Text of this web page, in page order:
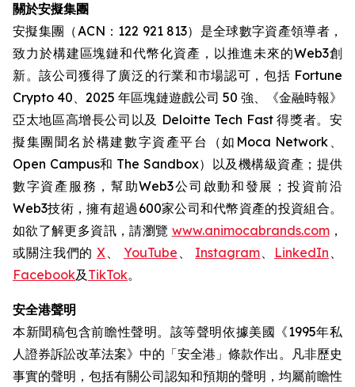
關於安擬集團
安擬集團（ACN：122 921 813）是全球數字資產領導者，
致力於構建區塊鏈和代幣化資產，以推進未來的Web3創
新。該公司獲得了廣泛的行業和市場認可，包括 Fortune
Crypto 40、2025 年區塊鏈遊戲公司 50 強、《金融時報》
亞太地區高增長公司以及 Deloitte Tech Fast 得獎者。安
擬集團聞名於構建數字資產平台（如Moca Network、
Open Campus和 The Sandbox）以及機構級資產；提供
數字資產服務，幫助Web3公司啟動和發展；投資前沿
Web3技術，擁有超過600家公司和代幣資產的投資組合。
如欲了解更多資訊，請瀏覽 www.animocabrands.com，
或關注我們的X、 YouTube 、 Instagram、 LinkedIn 、
Facebook及 TikTok。
安全港聲明
本新聞稿包含前瞻性聲明。該等聲明依據美國《1995年私
人證券訴訟改革法案》中的「安全港」條款作出。凡非歷史
事實的聲明，包括有關公司認知和預期的聲明，均屬前瞻性